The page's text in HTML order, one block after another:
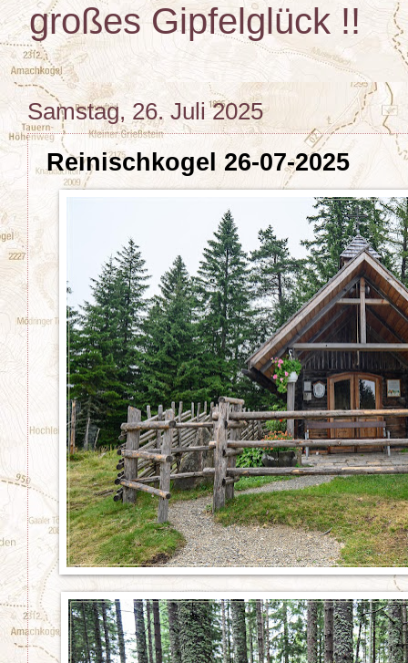
großes Gipfelglück !!
Samstag, 26. Juli 2025
Reinischkogel 26-07-2025